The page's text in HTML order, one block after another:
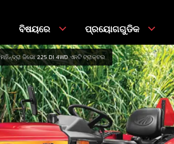
ବିଷୟରେ ପ୍ରୟୋଗଗୁଡିକ
ମହିନ୍ଦ୍ରା ଜିଭୋ 225 DI 4WD ଏନଟି ଟ୍ରାକ୍ଟର